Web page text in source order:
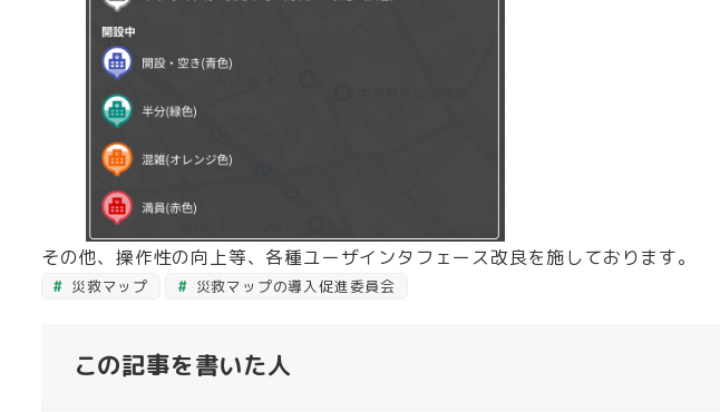
その他、操作性の向上等、各種ユーザインタフェース改良を施しております。
災救マップ 災救マップの導入促進委員会
この記事を書いた人